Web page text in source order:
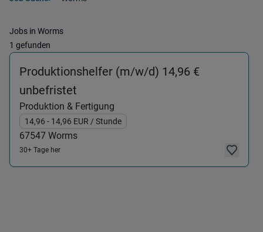
Jobs in Worms
1 gefunden
Produktionshelfer (m/w/d) 14,96 €
unbefristet
Produktion & Fertigung
14,96 - 14,96 EUR / Stunde
67547 Worms
30+ Tage her